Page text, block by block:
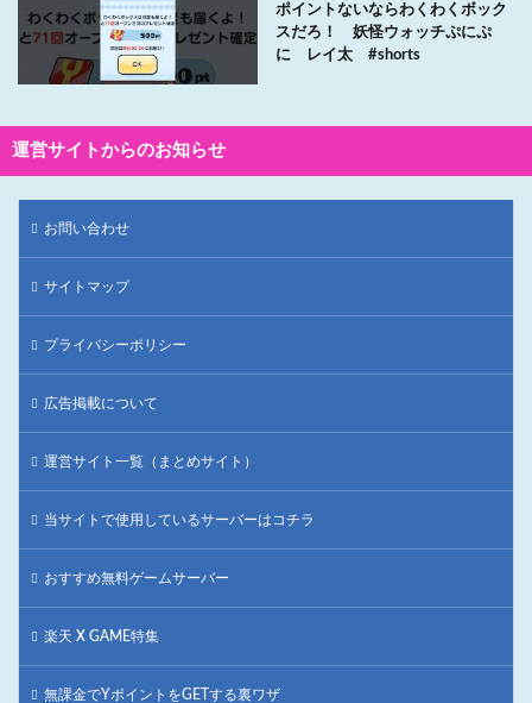
ポイントないならわくわくボック
スだろ！ 妖怪ウォッチぷにぷ
に レイ太 #shorts
運営サイトからのお知らせ
お問い合わせ
サイトマップ
プライバシーポリシー
広告掲載について
運営サイト一覧（まとめサイト）
当サイトで使用しているサーバーはコチラ
おすすめ無料ゲームサーバー
楽天 X GAME特集
無課金でYポイントをGETする裏ワザ